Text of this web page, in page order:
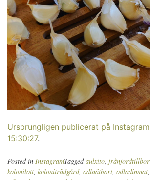
Ursprungligen publicerat på
15:30:27.
Posted in InstagramTaggedaulxito,
kolonilott, koloniträdgård, odlaätbart, odladinmat,